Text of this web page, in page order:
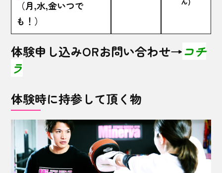
（月,水,金いつで
も！）
体験申し込みORお問い合わせ→コチ
ラ
体験時に持参して頂く物